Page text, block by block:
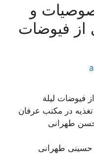
و
از فیوضات
فیوضات لیلة
در مکتب عرفان
حسینی طهرانی